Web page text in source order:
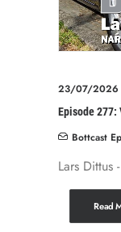
23/07/2026
Episode 277:
Bottcast
Lars Dittus
Read